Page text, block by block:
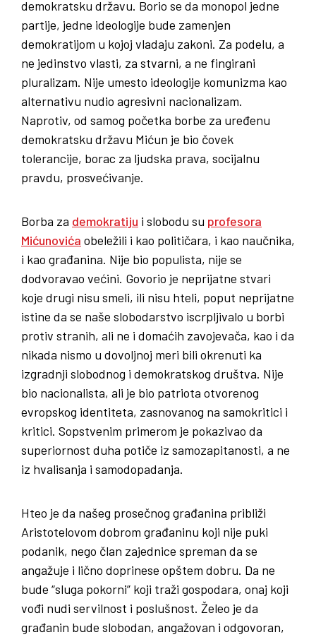
demokratsku državu. Borio se da monopol jedne
partije, jedne ideologije bude zamenjen
demokratijom u kojoj vladaju zakoni. Za podelu, a
ne jedinstvo vlasti, za stvarni, a ne fingirani
pluralizam. Nije umesto ideologije komunizma kao
alternativu nudio agresivni nacionalizam.
Naprotiv, od samog početka borbe za uređenu
demokratsku državu Mićun je bio čovek
tolerancije, borac za ljudska prava, socijalnu
pravdu, prosvećivanje.
Borba za demokratiju i slobodu su profesora
Mićunovića obeležili i kao političara, i kao naučnika,
i kao građanina. Nije bio populista, nije se
dodvoravao većini. Govorio je neprijatne stvari
koje drugi nisu smeli, ili nisu hteli, poput neprijatne
istine da se naše slobodarstvo iscrpljivalo u borbi
protiv stranih, ali ne i domaćih zavojevača, kao i da
nikada nismo u dovoljnoj meri bili okrenuti ka
izgradnji slobodnog i demokratskog društva. Nije
bio nacionalista, ali je bio patriota otvorenog
evropskog identiteta, zasnovanog na samokritici i
kritici. Sopstvenim primerom je pokazivao da
superiornost duha potiče iz samozapitanosti, a ne
iz hvalisanja i samodopadanja.
Hteo je da našeg prosečnog građanina približi
Aristotelovom dobrom građaninu koji nije puki
podanik, nego član zajednice spreman da se
angažuje i lično doprinese opštem dobru. Da ne
bude “sluga pokorni” koji traži gospodara, onaj koji
vođi nudi servilnost i poslušnost. Želeo je da
građanin bude slobodan, angažovan i odgovoran,